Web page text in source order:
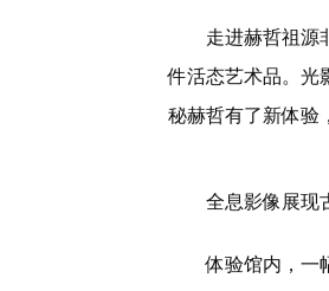
走进赫哲祖源
件活态艺术品。光
秘赫哲有了新体验
全息影像展现
体验馆内，一